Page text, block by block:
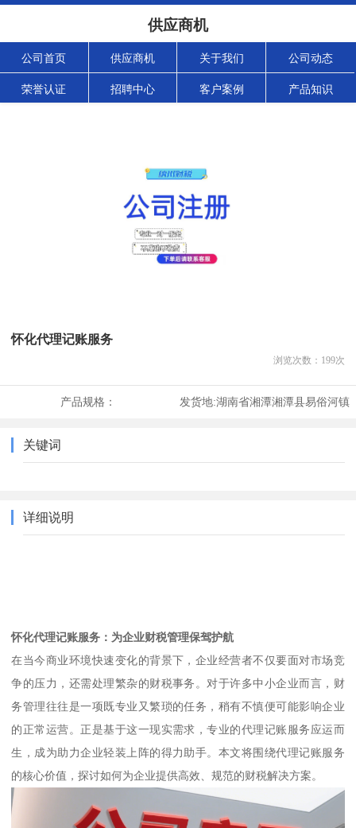
供应商机
公司首页 供应商机 关于我们 公司动态
荣誉认证 招聘中心 客户案例 产品知识
怀化代理记账服务
浏览次数： 199次
产品规格： 发货地:湖南省湘潭湘潭县易俗河镇
关键词
详细说明
怀化代理记账服务：为企业财税管理保驾护航
在当今商业环境快速变化的背景下，企业经营者不仅要面对市场竞
争的压力，还需处理繁杂的财税事务。对于许多中小企业而言，财
务管理往往是一项既专业又繁琐的任务，稍有不慎便可能影响企业
的正常运营。正是基于这一现实需求，专业的代理记账服务应运而
生，成为助力企业轻装上阵的得力助手。本文将围绕代理记账服务
的核心价值，探讨如何为企业提供高效、规范的财税解决方案。